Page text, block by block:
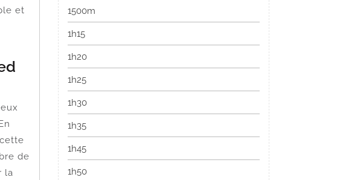
et
de
la
1500m
1h15
1h20
1h25
1h30
1h35
1h45
1h50